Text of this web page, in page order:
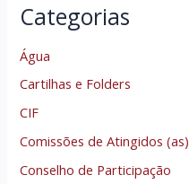
Categorias
Água
Cartilhas e Folders
CIF
Comissões de Atingidos (as)
Conselho de Participação